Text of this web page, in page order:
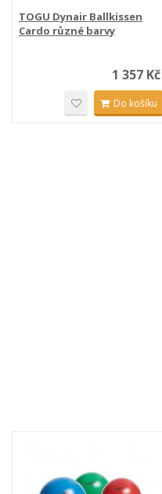
TOGU Dynair Ballkissen
Cardo různé barvy
1 357 Kč
Do košíku